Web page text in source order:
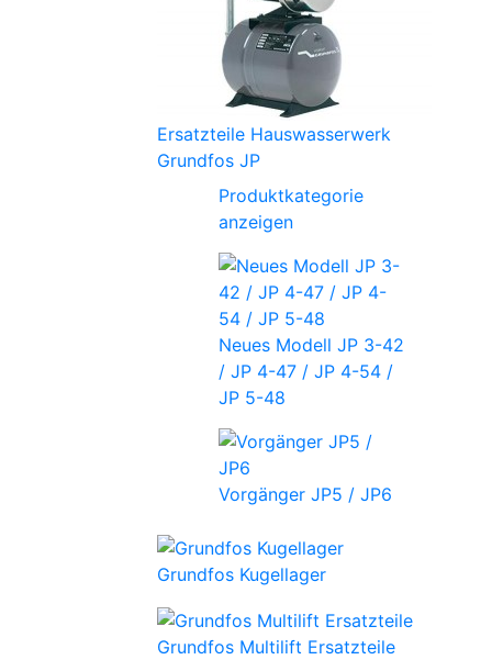
Ersatzteile Hauswasserwerk
Grundfos JP
Produktkategorie
anzeigen
Neues Modell JP 3-42
/ JP 4-47 / JP 4-54 /
JP 5-48
Vorgänger JP5 / JP6
Grundfos Kugellager
Grundfos Multilift Ersatzteile